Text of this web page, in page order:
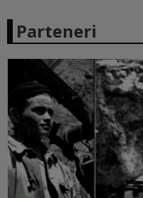
Parteneri